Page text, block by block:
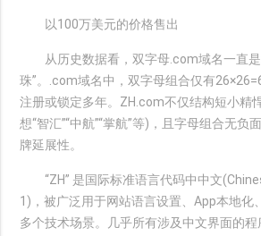
以100万美元的价格售出
从历史数据看，双字母.com域名一直是
珠”。.com域名中，双字母组合仅有
注册或锁定多年。ZH.com不仅结构短小精
想“智汇”“中航”“掌航”等)，且字母组合无负
牌延展性。
“ZH” 是国际标准语言代码中中文
1)，被广泛用于网站语言设置、App本地化
多个技术场景。几乎所有涉及中文界面的